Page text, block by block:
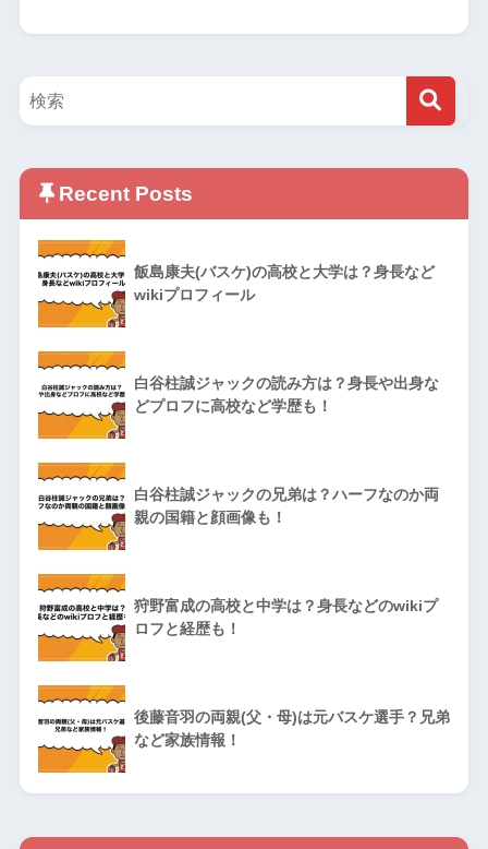
Recent Posts
飯島康夫(バスケ)の高校と大学は？身長など
wikiプロフィール
白谷柱誠ジャックの読み方は？身長や出身な
どプロフに高校など学歴も！
白谷柱誠ジャックの兄弟は？ハーフなのか両
親の国籍と顔画像も！
狩野富成の高校と中学は？身長などのwikiプ
ロフと経歴も！
後藤音羽の両親(父・母)は元バスケ選手？兄弟
など家族情報！